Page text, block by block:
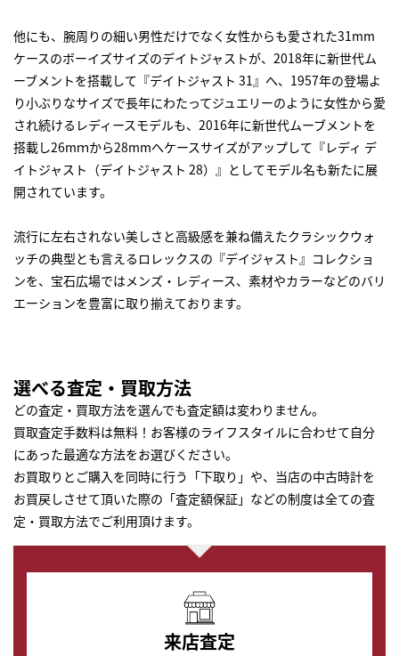
他にも、腕周りの細い男性だけでなく女性からも愛された31mm
ケースのボーイズサイズのデイトジャストが、2018年に新世代ム
ーブメントを搭載して『デイトジャスト 31』へ、1957年の登場よ
り小ぶりなサイズで長年にわたってジュエリーのように女性から愛
され続けるレディースモデルも、2016年に新世代ムーブメントを
搭載し26mｍから28mmへケースサイズがアップして『レディ デ
イトジャスト（デイトジャスト 28）』としてモデル名も新たに展
開されています。
流行に左右されない美しさと高級感を兼ね備えたクラシックウォ
ッチの典型とも言えるロレックスの『デイジャスト』コレクショ
ンを、宝石広場ではメンズ・レディース、素材やカラーなどのバリ
エーションを豊富に取り揃えております。
選べる査定・買取方法
どの査定・買取方法を選んでも査定額は変わりません。
買取査定手数料は無料！お客様のライフスタイルに合わせて自分
にあった最適な方法をお選びください。
お買取りとご購入を同時に行う「下取り」や、当店の中古時計を
お買戻しさせて頂いた際の「査定額保証」などの制度は全ての査
定・買取方法でご利用頂けます。
来店査定